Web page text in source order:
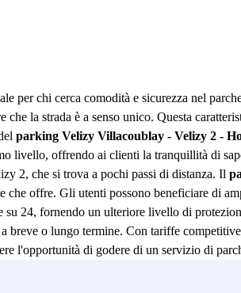
per chi cerca comodità e sicurezza nel
la strada è a senso unico. Questa
parking Velizy Villacoublay - Velizy 2 -
livello, offrendo ai clienti la tranquillità di
2, che si trova a pochi passi di distanza. Il
che offre. Gli utenti possono beneficiare di
su 24, fornendo un ulteriore livello di
breve o lungo termine. Con tariffe
l'opportunità di godere di un servizio di